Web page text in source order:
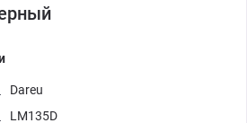
Dareu
LM135D